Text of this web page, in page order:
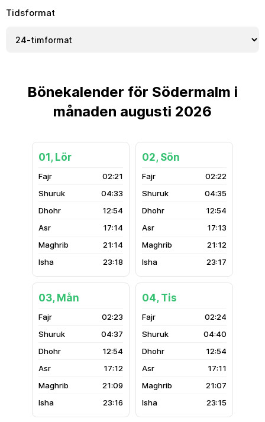
Tidsformat
Bönekalender för Södermalm i
månaden augusti 2026
01, Lör
02:21
04:33
12:54
17:14
21:14
23:18
02, Sön
02:22
04:35
12:54
17:13
21:12
23:17
03, Mån
02:23
04:37
12:54
17:12
21:09
23:16
04, Tis
02:24
04:40
12:54
17:11
21:07
23:15